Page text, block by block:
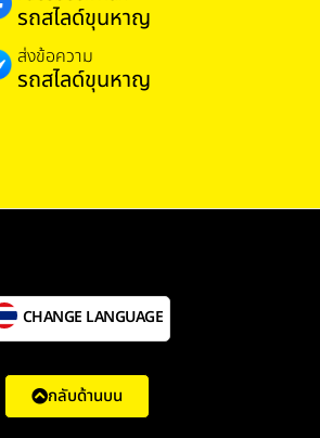
รถสไลด์ขุนหาญ
ส่งข้อความ
รถสไลด์ขุนหาญ
CHANGE LANGUAGE
กลับด้านบน